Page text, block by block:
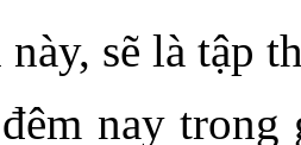
sẽ là tập
nay